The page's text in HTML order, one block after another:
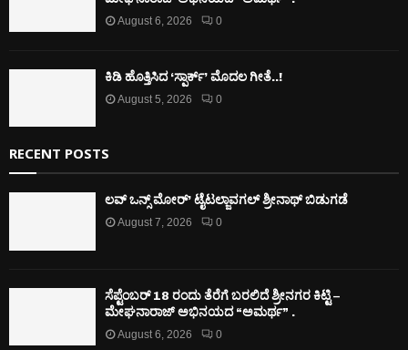
August 6, 2026 0
ಕಿಡಿ‌‌ ಹೊತ್ತಿಸಿದ ‘ಸ್ಪಾರ್ಕ್’ ಮೊದಲ‌ ಗೀತೆ..!
August 5, 2026 0
RECENT POSTS
ಲವ್ ಒನ್ಸ್ ಮೋರ್’ ಟೈಟಲ್ಜಾವಗಲ್ ಶ್ರೀನಾಥ್ ಬಿಡುಗಡೆ
August 7, 2026 0
ಸೆಪ್ಟೆಂಬರ್ 18 ರಂದು ತೆರೆಗೆ ಬರಲಿದೆ ಶ್ರೀನಗರ ಕಿಟ್ಟಿ –
ಮೇಘನಾರಾಜ್ ಅಭಿನಯದ “ಅಮರ್ಥ” .
August 6, 2026 0